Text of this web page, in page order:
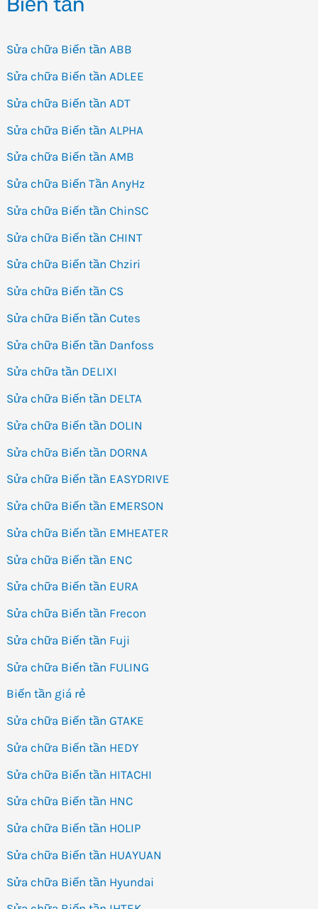
Sửa chữa Biến tần ABB
Sửa chữa Biến tần ADLEE
Sửa chữa Biến tần ADT
Sửa chữa Biến tần ALPHA
Sửa chữa Biến tần AMB
Sửa chữa Biến Tần AnyHz
Sửa chữa Biến tần ChinSC
Sửa chữa Biến tần CHINT
Sửa chữa Biến tần Chziri
Sửa chữa Biến tần CS
Sửa chữa Biến tần Cutes
Sửa chữa Biến tần Danfoss
Sửa chữa tần DELIXI
Sửa chữa Biến tần DELTA
Sửa chữa Biến tần DOLIN
Sửa chữa Biến tần DORNA
Sửa chữa Biến tần EASYDRIVE
Sửa chữa Biến tần EMERSON
Sửa chữa Biến tần EMHEATER
Sửa chữa Biến tần ENC
Sửa chữa Biến tần EURA
Sửa chữa Biến tần Frecon
Sửa chữa Biến tần Fuji
Sửa chữa Biến tần FULING
Biến tần giá rẻ
Sửa chữa Biến tần GTAKE
Sửa chữa Biến tần HEDY
Sửa chữa Biến tần HITACHI
Sửa chữa Biến tần HNC
Sửa chữa Biến tần HOLIP
Sửa chữa Biến tần HUAYUAN
Sửa chữa Biến tần Hyundai